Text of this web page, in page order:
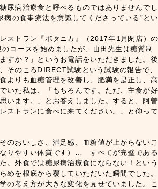
尿病治療食と呼べるものではありませんでし
病の食事療法を意識してくださっている”とい
ストラン『ボタニカ』（2017年1月閉店）の
コースを始めましたが、山田先生は糖質制
すか？」というお電話をいただきました。後
そのころDIRECT試験という試験の報告で、
よりも血糖管理を改善し、肥満を是正し、高
いた私は、「もちろんです。ただ、主食が好
います。」とお答えしました。すると、阿曽
ストランに食べに来てください。」と仰って
のおいしさ、満足感、血糖値が上がらないこ
なりやすい体質です）… すべてが完璧である
。外食では糖尿病治療食にならない！という
めを根底から覆していただいた瞬間でした。
の考え方が大きな変化を見せていました。こ